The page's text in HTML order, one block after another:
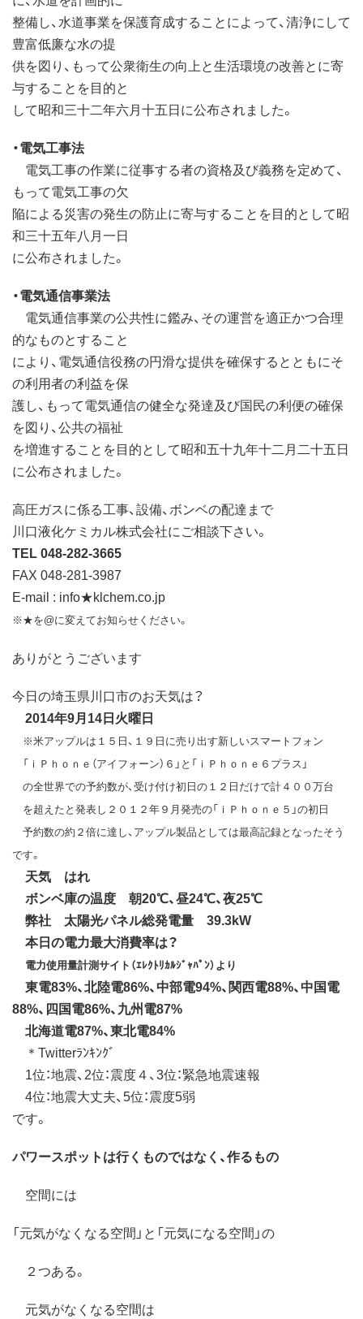
整備し、水道事業を保護育成することによって、清浄にして
豊富低廉な水の提
供を図り、もって公衆衛生の向上と生活環境の改善とに寄
与することを目的と
して昭和三十二年六月十五日に公布されました。
・電気工事法
電気工事の作業に従事する者の資格及び義務を定めて、
もって電気工事の欠
陥による災害の発生の防止に寄与することを目的として昭
和三十五年八月一日
に公布されました。
・電気通信事業法
電気通信事業の公共性に鑑み、その運営を適正かつ合理
的なものとすること
により、電気通信役務の円滑な提供を確保するとともにそ
の利用者の利益を保
護し、もって電気通信の健全な発達及び国民の利便の確保
を図り、公共の福祉
を増進することを目的として昭和五十九年十二月二十五日
に公布されました。
高圧ガスに係る工事、設備、ボンベの配達まで
川口液化ケミカル株式会社にご相談下さい。
TEL 048-282-3665
FAX 048-281-3987
E-mail : info★klchem.co.jp
※★を@に変えてお知らせください。
ありがとうございます
今日の埼玉県川口市のお天気は？
2014年9月14日火曜日
※米アップルは１５日、１９日に売り出す新しいスマートフォン
「ｉＰｈｏｎｅ（アイフォーン）６」と「ｉＰｈｏｎｅ６プラス」
の全世界での予約数が、受け付け初日の１２日だけで計４００万台
を超えたと発表し２０１２年９月発売の「ｉＰｈｏｎｅ５」の初日
予約数の約２倍に達し、アップル製品としては最高記録となったそう
です。
天気 はれ
ボンベ庫の温度 朝20℃、昼24℃、夜25℃
弊社 太陽光パネル総発電量 39.3kW
本日の電力最大消費率は？
電力使用量計測サイト（ｴﾚｸﾄﾘｶﾙｼﾞｬﾊﾟﾝ）より
東電83%、北陸電86%、中部電94%、関西電88%、中国電
88%、四国電86%、九州電87%
北海道電87%、東北電84%
＊Twitterﾗﾝｷﾝｸﾞ
1位：地震、2位：震度４、3位：緊急地震速報
4位：地震大丈夫、5位：震度5弱
です。
パワースポットは行くものではなく、作るもの
空間には
「元気がなくなる空間」と「元気になる空間」の
２つある。
元気がなくなる空間は